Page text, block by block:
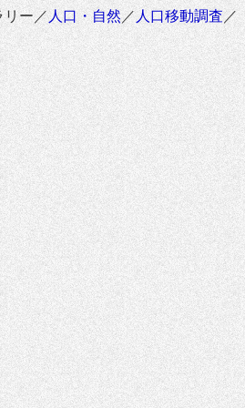
リー／人口・自然 ／ 人口移動調査／